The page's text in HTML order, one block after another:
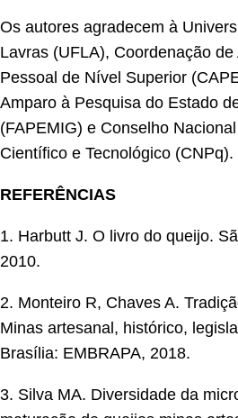
Os autores agradecem à
Lavras (UFLA), Coordenação
Pessoal de Nível Superior
Amparo à Pesquisa do Estado
(FAPEMIG) e Conselho
Científico e Tecnológico (CNPq).
REFERÊNCIAS
1. Harbutt J. O livro do queijo.
2010.
2. Monteiro R, Chaves A.
Minas artesanal, histórico,
Brasília: EMBRAPA, 2018.
3. Silva MA. Diversidade da